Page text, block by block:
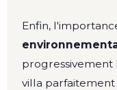
Enfin,
progressivement
villa parfaitement